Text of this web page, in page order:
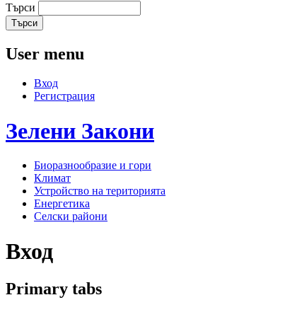
Търси
User menu
Вход
Регистрация
Зелени Закони
Биоразнообразие и гори
Климат
Устройство на територията
Енергетика
Селски райони
Вход
Primary tabs